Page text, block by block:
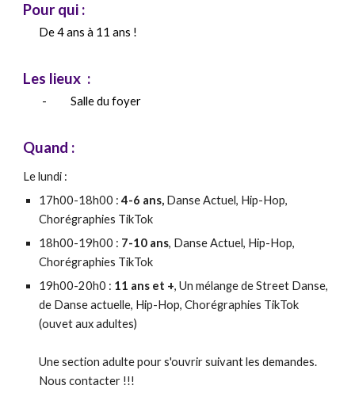
Pour qui :
De 4 ans à 11 ans !
Les lieux :
- Salle du foyer
Quand :
Le lundi :
17h00-18h00 :4-6 ans, Danse Actuel, Hip-Hop,
Chorégraphies TikTok
18h00-19h00 : 7-10 ans, Danse Actuel, Hip-Hop,
Chorégraphies TikTok
19h00-20h0 : 11 ans et +, Un mélange de Street Danse,
de Danse actuelle, Hip-Hop, Chorégraphies TikTok
(ouvet aux adultes)
Une section adulte pour s'ouvrir suivant les demandes.
Nous contacter !!!